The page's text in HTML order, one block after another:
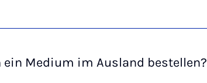
ein Medium im Ausland bestellen?